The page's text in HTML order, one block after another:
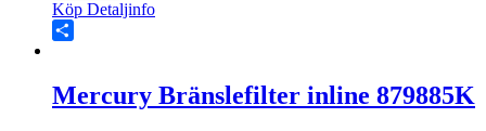
Köp Detaljinfo
Mercury Bränslefilter inline 879885K